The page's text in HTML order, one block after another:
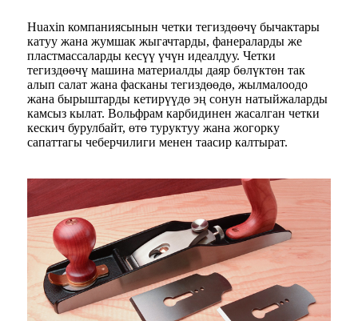
Huaxin компаниясынын четки тегиздөөчү бычактары
катуу жана жумшак жыгачтарды, фанераларды же
пластмассаларды кесүү үчүн идеалдуу. Четки
тегиздөөчү машина материалды даяр бөлүктөн так
алып салат жана фасканы тегиздөөдө, жылмалоодо
жана бырыштарды кетирүүдө эң сонун натыйжаларды
камсыз кылат. Вольфрам карбидинен жасалган четки
кескич бурулбайт, өтө туруктуу жана жогорку
сапаттагы чеберчилиги менен таасир калтырат.